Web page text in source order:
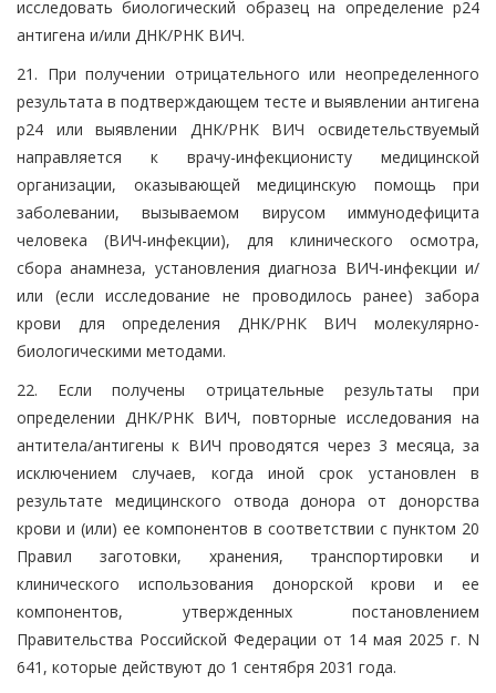
исследовать биологический образец на определение р24
антигена и/или ДНК/РНК ВИЧ.
21. При получении отрицательного или неопределенного
результата в подтверждающем тесте и выявлении антигена
р24 или выявлении ДНК/РНК ВИЧ освидетельствуемый
направляется к врачу-инфекционисту медицинской
организации, оказывающей медицинскую помощь при
заболевании, вызываемом вирусом иммунодефицита
человека (ВИЧ-инфекции), для клинического осмотра,
сбора анамнеза, установления диагноза ВИЧ-инфекции и/
или (если исследование не проводилось ранее) забора
крови для определения ДНК/РНК ВИЧ молекулярно-
биологическими методами.
22. Если получены отрицательные результаты при
определении ДНК/РНК ВИЧ, повторные исследования на
антитела/антигены к ВИЧ проводятся через 3 месяца, за
исключением случаев, когда иной срок установлен в
результате медицинского отвода донора от донорства
крови и (или) ее компонентов в соответствии с пунктом 20
Правил заготовки, хранения, транспортировки и
клинического использования донорской крови и ее
компонентов, утвержденных постановлением
Правительства Российской Федерации от 14 мая 2025 г. N
641, которые действуют до 1 сентября 2031 года.